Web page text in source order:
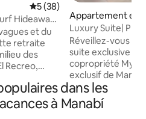
Évaluation moyenne sur la
5 (38)
Hideaway
et du
retraite
des
Recreo,
casitas
des
La casita
Size et
Appartement en
Manta
Luxury Suite|
sur la mer
Réveillez-vous
suite exclusive au
copropriété
exclusif de
avec vue
direct à la plage
aux piscines, aux
dans les
à Manabí